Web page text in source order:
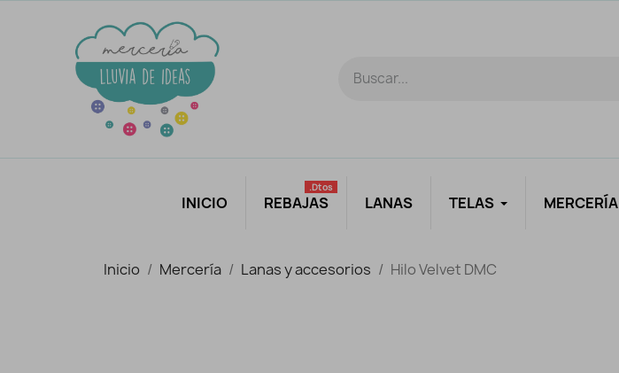
INICIO REBAJAS
.dtos
LANAS TELAS MERCERÍA
Inicio Mercería Lanas y accesorios Hilo Velvet DMC